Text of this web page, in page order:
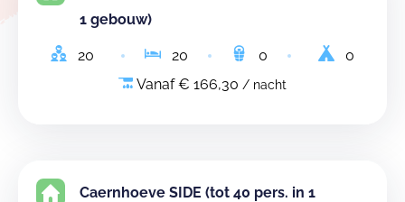
1 gebouw)
20 20 0
0
Vanaf € 166,30 / nacht
Caernhoeve SIDE (tot 40 pers. in 1